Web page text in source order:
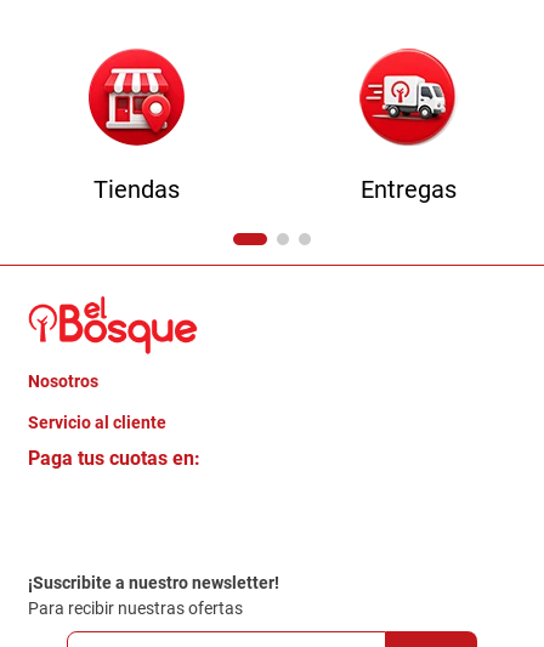
Tiendas Entregas
Nosotros
Quienes somos
Trabaja con Nosotros
Servicio al cliente
Crédito Directo
Politica de Privacidad
Políticas y condiciones GiftCard
Paga tus cuotas en:
¡Suscribite a nuestro newsletter!
Para recibir nuestras ofertas